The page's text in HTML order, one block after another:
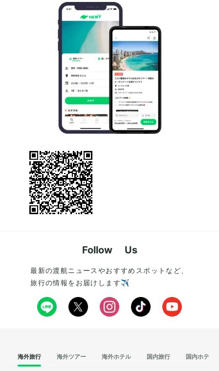
Follow Us
最新の渡航ニュースやおすすめスポットなど、
旅行の情報をお届けします✈️
海外旅行 海外ツアー 海外ホテル 国内旅行 国内ホテル